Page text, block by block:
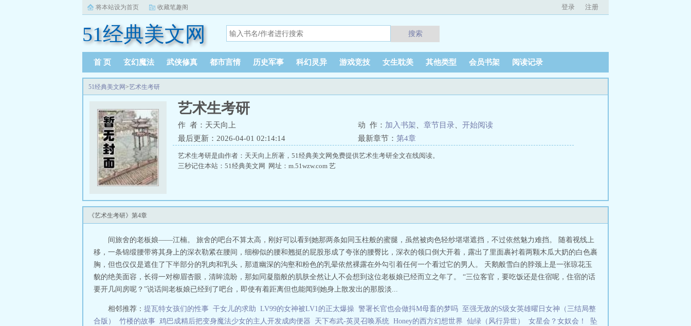
将本站设为首页 收藏笔趣阁 登录 注册
51经典美文网 搜索
首 页 玄幻魔法 武侠修真 都市言情 历史军事 科幻灵异 游戏竞技 女生耽美 其他类型 会员书架 阅读记录
51经典美文网>艺术生考研
艺术生考研
作 者：天天向上 动 作： 加入书架 章节目录
开始阅读
最后更新：2026-04-01 02:14:14
最新章节： 第4章
艺术生考研是由作者：天天向上所著，51经典美文网免费提供艺术生考研全文在线阅读。
三秒记住本站：51经典美文网 网址：m.51wzw.com 艺
《艺术生考研》第4章
间旅舍的老板娘——江楠。 旅舍的吧台不算太高，刚好可以看到她那两条如同玉柱般的蜜腿，虽然被肉色轻纱堪堪遮挡，不过依然魅力难挡。 随着视线上
移，一条锦缎腰带将其身上的深衣勒紧在腰间，细柳似的腰和翘挺的屁股形成了夸张的腰臀比，深衣的领口倒大开着，露出了里面裹衬着两颗木瓜大奶的白色裹
胸，但也仅仅是遮住了下半部分的乳肉和乳头，那道幽深的沟壑和粉色的乳晕依然裸露在外勾引着任何一个看过它的男人。 天鹅般雪白的脖颈上是一张琼花玉
貌的绝美面容，长得一对柳眉杏眼，清眸流盼，那如同凝脂般的肌肤全然让人不会想到这位老板娘已经而立之年了。 “三位客官，要吃饭还是住宿呢，住宿的话
要开几间房呢？”说话间老板娘已经到了吧台，即使有着距离但也能闻到她身上散发出的那股淡...
相邻推荐： 提瓦特女孩们的性事 干女儿的求助 LV99的女神被LV1的正太爆操 警署长官也会做抖M母畜的梦吗 至强无敌的S级女英雄曜日女神（三结局整
合版）
竹楼的故事 鸡巴成精后把变身魔法少女的主人开发成肉便器 天下布武-英灵召唤系统 Honey的西方幻想世界 仙绿（风行异世） 女星会？女奴会！
坠